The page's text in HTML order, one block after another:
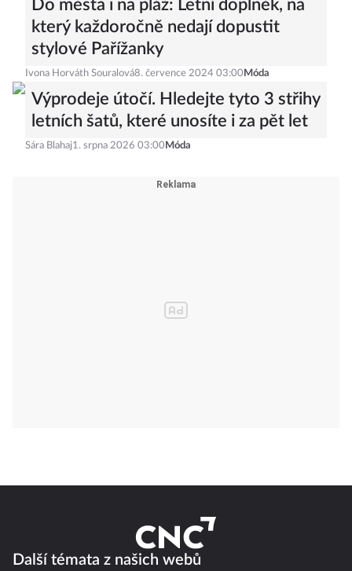
Do města i na pláž: Letní doplněk, na
který každoročně nedají dopustit
stylové Pařížanky
Ivona Horváth Souralová8. července 2024 03:00 Móda
Výprodeje útočí. Hledejte tyto 3 střihy
letních šatů, které unosíte i za pět let
Sára Blahaj1. srpna 2026 03:00 Móda
Další témata z našich webů